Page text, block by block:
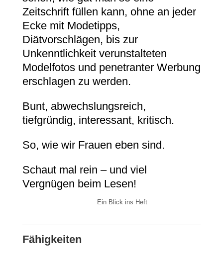
Zeitschrift füllen kann, ohne an jeder
Ecke mit Modetipps,
Diätvorschlägen, bis zur
Unkenntlichkeit verunstalteten
Modelfotos und penetranter Werbung
erschlagen zu werden.
Bunt, abwechslungsreich,
tiefgründig, interessant, kritisch.
So, wie wir Frauen eben sind.
Schaut mal rein – und viel
Vergnügen beim Lesen!
Ein Blick ins Heft
Fähigkeiten